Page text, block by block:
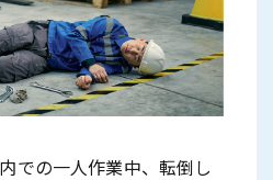
での一人作業中、転倒し